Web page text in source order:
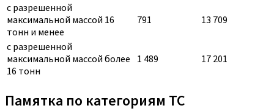
с разрешенной
максимальной массой 16
тонн и менее
791 13 709
с разрешенной
максимальной массой более
16 тонн
1 489 17 201
Памятка по категориям ТС